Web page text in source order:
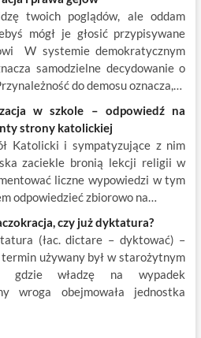
twoich poglądów, ale oddam
mógł je głosić przypisywane
W systemie demokratycznym
samodzielne decydowanie o
do demosu oznacza,…
w szkole – odpowiedź na
strony katolickiej
Katolicki i sympatyzujące z nim
zaciekle bronią lekcji religii w
liczne wypowiedzi w tym
odpowiedzieć zbiorowo na…
czy już dyktatura?
(łac. dictare – dyktować) –
używany był w starożytnym
gdzie władzę na wypadek
wroga obejmowała jednostka